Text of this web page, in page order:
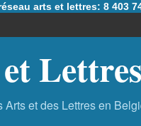
arts et lettres: 8 403
Lettres